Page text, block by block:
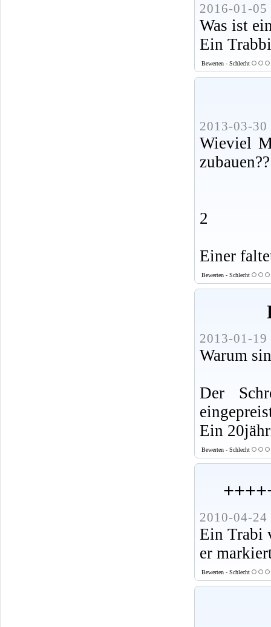
2016-01-05
Was ist
Ein
Bewerten - Schlecht
2013-03-30
Wieviel
zubauen??
2
Einer
Bewerten - Schlecht
2013-01-19
Warum
Der
Ein
Bewerten - Schlecht
2010-04-24
Ein Trabi
er
Bewerten - Schlecht